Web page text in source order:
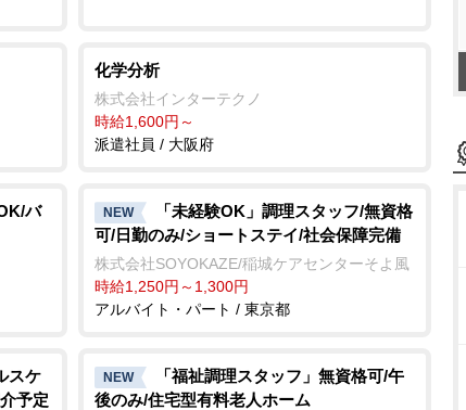
化学分析
株式会社インターテクノ
時給1,600円～
派遣社員 / 大阪府
バ
NEW
「未経験OK」調理スタッフ/無資格
可/日勤のみ/ショートステイ/社会保障完備
株式会社SOYOKAZE/稲城ケアセンターそよ風
時給1,250円～1,300円
アルバイト・パート / 東京都
スケ
予定
NEW
「福祉調理スタッフ」無資格可/午
後のみ/住宅型有料老人ホーム